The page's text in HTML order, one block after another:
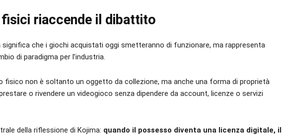
fisici riaccende il dibattito
significa che i giochi acquistati oggi smetteranno di funzionare, ma rappresenta
di paradigma per l’industria.
fisico non è soltanto un oggetto da collezione, ma anche una forma di proprietà
o rivendere un videogioco senza dipendere da account, licenze o servizi
della riflessione di Kojima: quando il possesso diventa una licenza digitale, il